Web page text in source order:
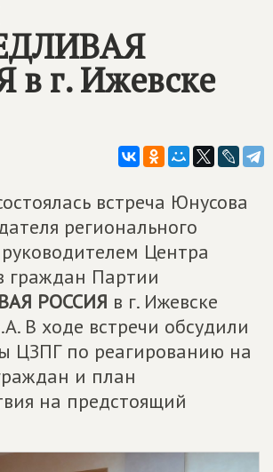
в г. Ижевске
встреча Юнусова
регионального
Центра
граждан Партии
РОССИЯ в г. Ижевске
В ходе встречи обсудили
ЦЗПГ по реагированию на
и план
на предстоящий